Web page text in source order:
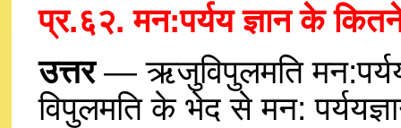
प्र.६२. मन:पर्यय ज्ञान के
उत्तर— ऋजुविपुलमति
विपुलमति के भेद से मन: